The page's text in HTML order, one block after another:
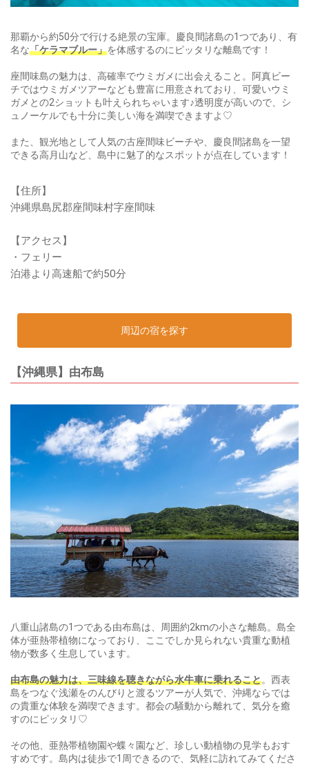
那覇から約50分で行ける絶景の宝庫。慶良間諸島の1つであり、有
名な「ケラマブルー」を体感するのにピッタリな離島です！
座間味島の魅力は、高確率でウミガメに出会えること。阿真ビー
チではウミガメツアーなども豊富に用意されており、可愛いウミ
ガメとの2ショットも叶えられちゃいます♪透明度が高いので、シ
ュノーケルでも十分に美しい海を満喫できますよ♡
また、観光地として人気の古座間味ビーチや、慶良間諸島を一望
できる高月山など、島中に魅了的なスポットが点在しています！
【住所】
沖縄県島尻郡座間味村字座間味
【アクセス】
・フェリー
泊港より高速船で約50分
周辺の宿を探す
【沖縄県】由布島
八重山諸島の1つである由布島は、周囲約2kmの小さな離島。島全
体が亜熱帯植物になっており、ここでしか見られない貴重な動植
物が数多く生息しています。
由布島の魅力は、三味線を聴きながら水牛車に乗れること。西表
島をつなぐ浅瀬をのんびりと渡るツアーが人気で、沖縄ならでは
の貴重な体験を満喫できます。都会の騒動から離れて、気分を癒
すのにピッタリ♡
その他、亜熱帯植物園や蝶々園など、珍しい動植物の見学もおす
すめです。島内は徒歩で1周できるので、気軽に訪れてみてくださ